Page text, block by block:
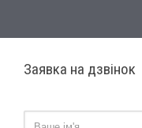
Заявка на дзвінок